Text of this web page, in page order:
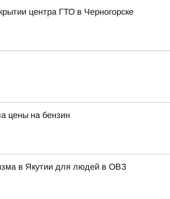
центра ГТО в Черногорске
цены на бензин
в Якутии для людей в ОВЗ